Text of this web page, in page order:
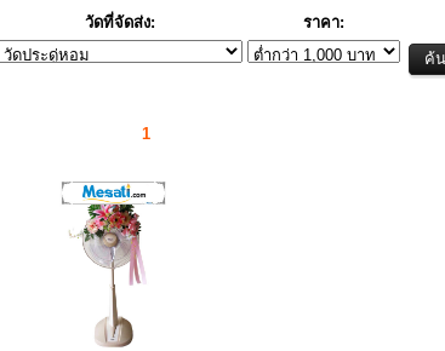
วัดที่จัดส่ง: ราคา:
1